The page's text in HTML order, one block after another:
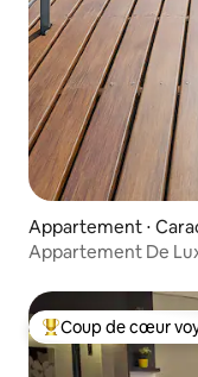
Appartement ⋅
Appartement De
Coups de cœur
Coup de cœur